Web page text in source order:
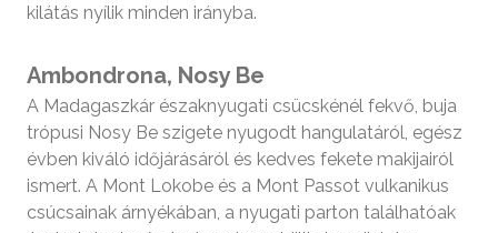
kilátás nyílik minden irányba.
Ambondrona, Nosy Be
A Madagaszkár északnyugati csücskénél fekvő, buja
trópusi Nosy Be szigete nyugodt hangulatáról, egész
évben kiváló időjárásáról és kedves fekete makijairól
ismert. A Mont Lokobe és a Mont Passot vulkanikus
csúcsainak árnyékában, a nyugati parton találhatóak